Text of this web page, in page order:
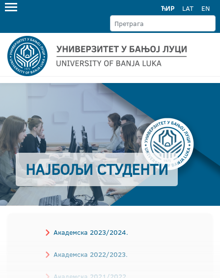
ЋИР LAT EN
НАЈБОЉИ СТУДЕНТИ
Академска 2023/2024.
Академска 2022/2023.